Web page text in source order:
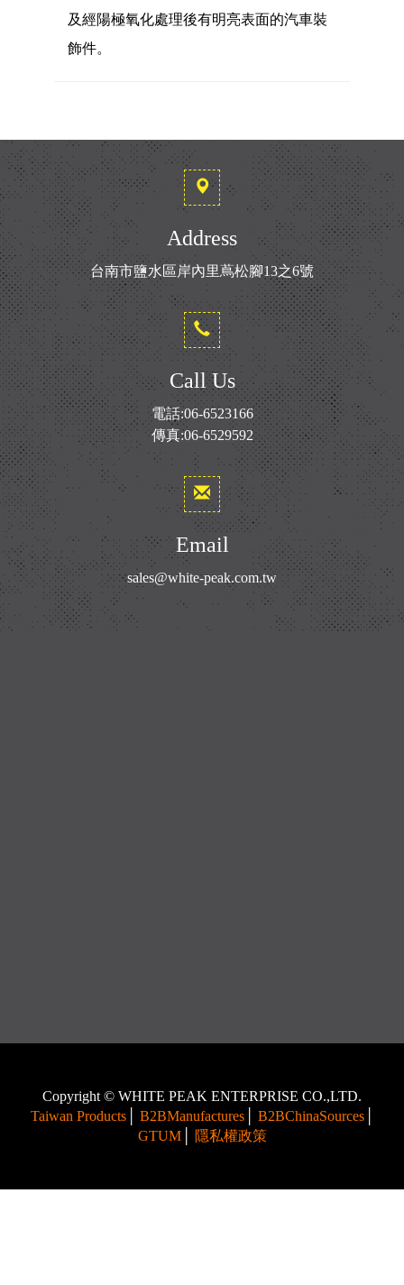
及經陽極氧化處理後有明亮表面的汽車裝
飾件。
Address
台南市鹽水區岸內里蔦松腳13之6號
Call Us
電話:06-6523166
傳真:06-6529592
Email
sales@white-peak.com.tw
Copyright © WHITE PEAK ENTERPRISE CO.,LTD.
Taiwan Products│ B2BManufactures│ B2BChinaSources│
GTUM│ 隱私權政策